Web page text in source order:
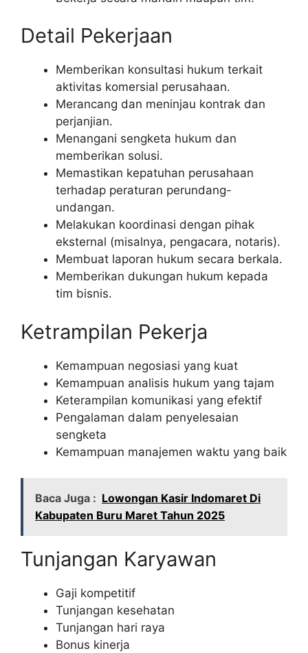
Detail Pekerjaan
Memberikan konsultasi hukum terkait
aktivitas komersial perusahaan.
Merancang dan meninjau kontrak dan
perjanjian.
Menangani sengketa hukum dan
memberikan solusi.
Memastikan kepatuhan perusahaan
terhadap peraturan perundang-
undangan.
Melakukan koordinasi dengan pihak
eksternal (misalnya, pengacara, notaris).
Membuat laporan hukum secara berkala.
Memberikan dukungan hukum kepada
tim bisnis.
Ketrampilan Pekerja
Kemampuan negosiasi yang kuat
Kemampuan analisis hukum yang tajam
Keterampilan komunikasi yang efektif
Pengalaman dalam penyelesaian
sengketa
Kemampuan manajemen waktu yang baik
Baca Juga : Lowongan Kasir Indomaret Di
Kabupaten Buru Maret Tahun 2025
Tunjangan Karyawan
Gaji kompetitif
Tunjangan kesehatan
Tunjangan hari raya
Bonus kinerja